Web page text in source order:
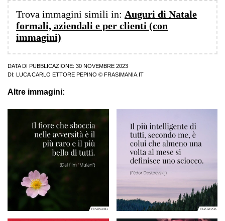
Trova immagini simili in: Auguri di Natale
formali, aziendali e per clienti (con
immagini)
DATA DI PUBBLICAZIONE: 30 NOVEMBRE 2023
DI:
LUCA CARLO ETTORE PEPINO © FRASIMANIA.IT
Altre immagini: